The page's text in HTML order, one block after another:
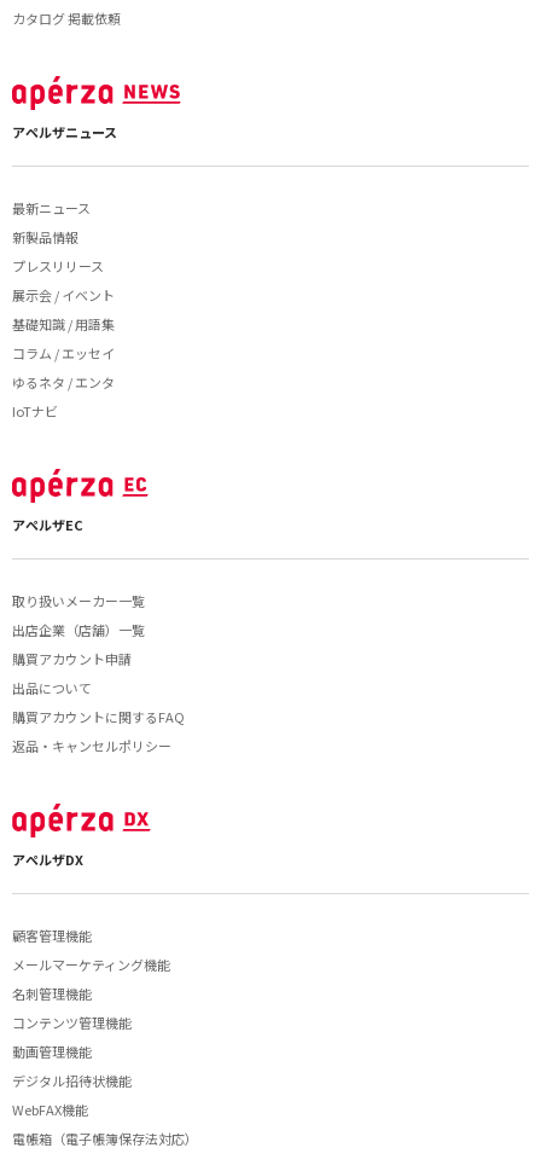
カタログ 掲載依頼
アペルザニュース
最新ニュース
新製品情報
プレスリリース
展示会 / イベント
基礎知識 / 用語集
コラム / エッセイ
ゆるネタ / エンタ
IoTナビ
アペルザEC
取り扱いメーカー一覧
出店企業（店舗）一覧
購買アカウント申請
出品について
購買アカウントに関するFAQ
返品・キャンセルポリシー
アペルザDX
顧客管理機能
メールマーケティング機能
名刺管理機能
コンテンツ管理機能
動画管理機能
デジタル招待状機能
WebFAX機能
電帳箱（電子帳簿保存法対応）